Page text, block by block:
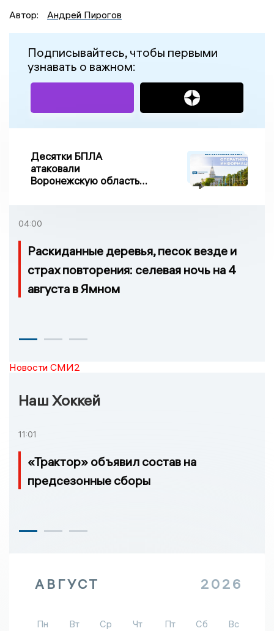
Автор:
Андрей Пирогов
Подписывайтесь, чтобы первыми
узнавать о важном:
Десятки БПЛА
атаковали
Воронежскую область
04:00
Раскиданные деревья, песок везде и
страх повторения: селевая ночь на 4
августа в Ямном
Новости СМИ2
Наш Хоккей
11:01
«Трактор» объявил состав на
предсезонные сборы
АВГУСТ 2026
Пн Вт Ср Чт Пт Сб Вс